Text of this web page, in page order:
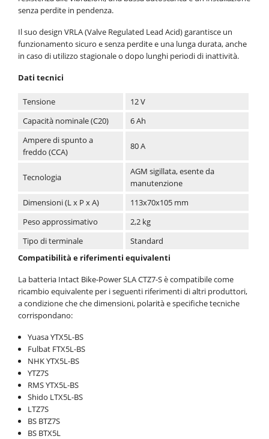
senza perdite in pendenza.
Il suo design VRLA (Valve Regulated Lead Acid) garantisce un
funzionamento sicuro e senza perdite e una lunga durata, anche
in caso di utilizzo stagionale o dopo lunghi periodi di inattività.
Dati tecnici
Tensione
12 V
Capacità nominale (C20)
6 Ah
Ampere di spunto a
freddo (CCA)
80 A
Tecnologia
AGM sigillata, esente da
manutenzione
Dimensioni (L x P x A)
113x70x105 mm
Peso approssimativo
2,2 kg
Tipo di terminale
Standard
Compatibilità e riferimenti equivalenti
La batteria Intact Bike-Power SLA CTZ7-S è compatibile come
ricambio equivalente per i seguenti riferimenti di altri produttori,
a condizione che che dimensioni, polarità e specifiche tecniche
corrispondano:
Yuasa YTX5L-BS
Fulbat FTX5L-BS
NHK YTX5L-BS
YTZ7S
RMS YTX5L-BS
Shido LTX5L-BS
LTZ7S
BS BTZ7S
BS BTX5L